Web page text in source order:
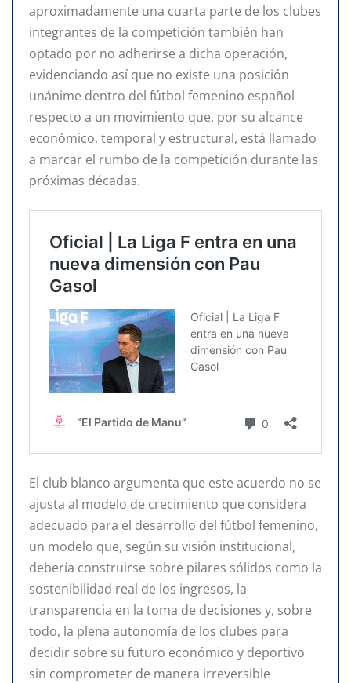
aproximadamente una cuarta parte de los clubes
integrantes de la competición también han
optado por no adherirse a dicha operación,
evidenciando así que no existe una posición
unánime dentro del fútbol femenino español
respecto a un movimiento que, por su alcance
económico, temporal y estructural, está llamado
a marcar el rumbo de la competición durante las
próximas décadas.
El club blanco argumenta que este acuerdo no se
ajusta al modelo de crecimiento que considera
adecuado para el desarrollo del fútbol femenino,
un modelo que, según su visión institucional,
debería construirse sobre pilares sólidos como la
sostenibilidad real de los ingresos, la
transparencia en la toma de decisiones y, sobre
todo, la plena autonomía de los clubes para
decidir sobre su futuro económico y deportivo
sin comprometer de manera irreversible